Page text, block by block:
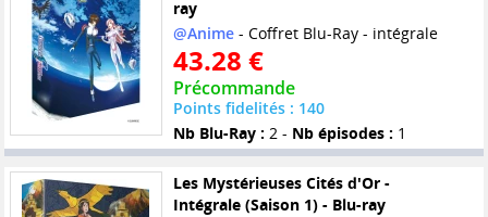
ray
@Anime- Coffret Blu-Ray - intégrale
43.28 €
Précommande
Points fidelités : 140
Nb Blu-Ray : 2 - Nb épisodes : 1
Les Mystérieuses Cités d'Or -
Intégrale (Saison 1) - Blu-ray